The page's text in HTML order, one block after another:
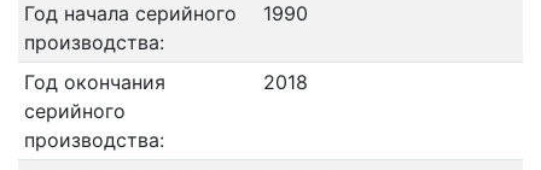
Год начала серийного
производства:
1990
Год окончания
серийного
производства:
2018